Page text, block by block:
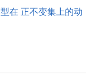
在 正不变集上的动